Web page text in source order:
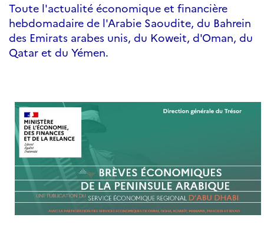
Toute l'actualité économique et financière
hebdomadaire de l'Arabie Saoudite, du Bahrein
des Emirats arabes unis, du Koweit, d'Oman, du
Qatar et du Yémen.